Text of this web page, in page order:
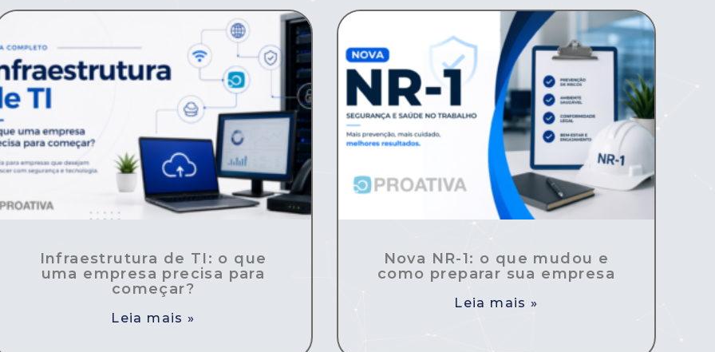
Infraestrutura de TI: o que
uma empresa precisa para
começar?
Leia mais »
Nova NR-1: o que mudou e
como preparar sua empresa
Leia mais »